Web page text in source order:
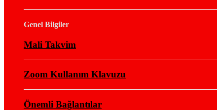
Genel Bilgiler
Mali Takvim
Zoom Kullanım Klavuzu
Önemli Bağlantılar